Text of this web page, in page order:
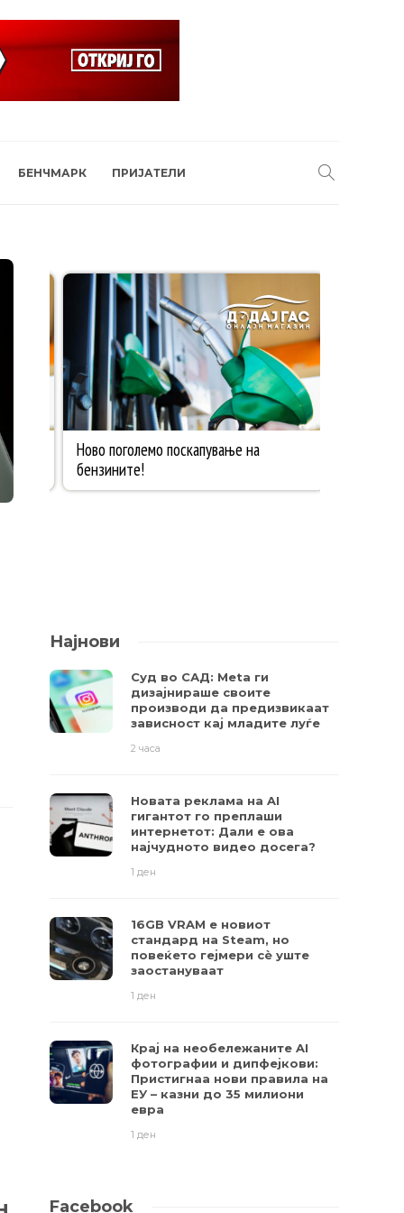
БЕНЧМАРК ПРИЈАТЕЛИ
Најнови
Суд во САД: Meta ги
дизајнираше своите
производи да предизвикаат
зависност кај младите луѓе
2 часа
Новата реклама на AI
гигантот го преплаши
интернетот: Дали е ова
најчудното видео досега?
1 ден
16GB VRAM е новиот
стандард на Steam, но
повеќето гејмери ​​сè уште
заостануваат
1 ден
Крај на необележаните AI
фотографии и дипфејкови:
Пристигнаа нови правила на
ЕУ – казни до 35 милиони
евра
1 ден
Facebook